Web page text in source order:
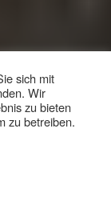
sich mit
Wir
zu bieten
zu betreiben.